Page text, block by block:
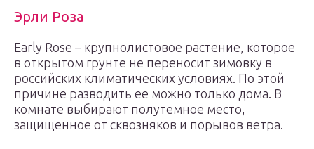
Эрли Роза
Early Rose – крупнолистовое растение, которое
в открытом грунте не переносит зимовку в
российских климатических условиях. По этой
причине разводить ее можно только дома. В
комнате выбирают полутемное место,
защищенное от сквозняков и порывов ветра.